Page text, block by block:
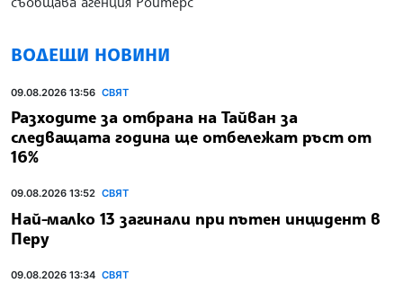
ВОДЕЩИ НОВИНИ
09.08.2026 13:56 СВЯТ
Разходите за отбрана на Тайван за
следващата година ще отбележат ръст от
16%
09.08.2026 13:52 СВЯТ
Най-малко 13 загинали при пътен инцидент в
Перу
09.08.2026 13:34 СВЯТ